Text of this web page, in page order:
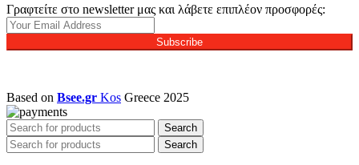
Γραφτείτε στο newsletter μας και λάβετε επιπλέον προσφορές:
Subscribe
Based on Bsee.gr Kos Greece 2025
Search
Search